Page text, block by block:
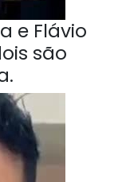
e Flávio
são